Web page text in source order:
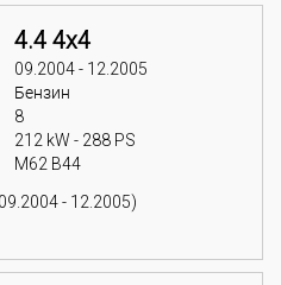
4.4 4x4
09.2004 - 12.2005
Бензин
8
212 kW - 288 PS
M62 B44
- 12.2005)